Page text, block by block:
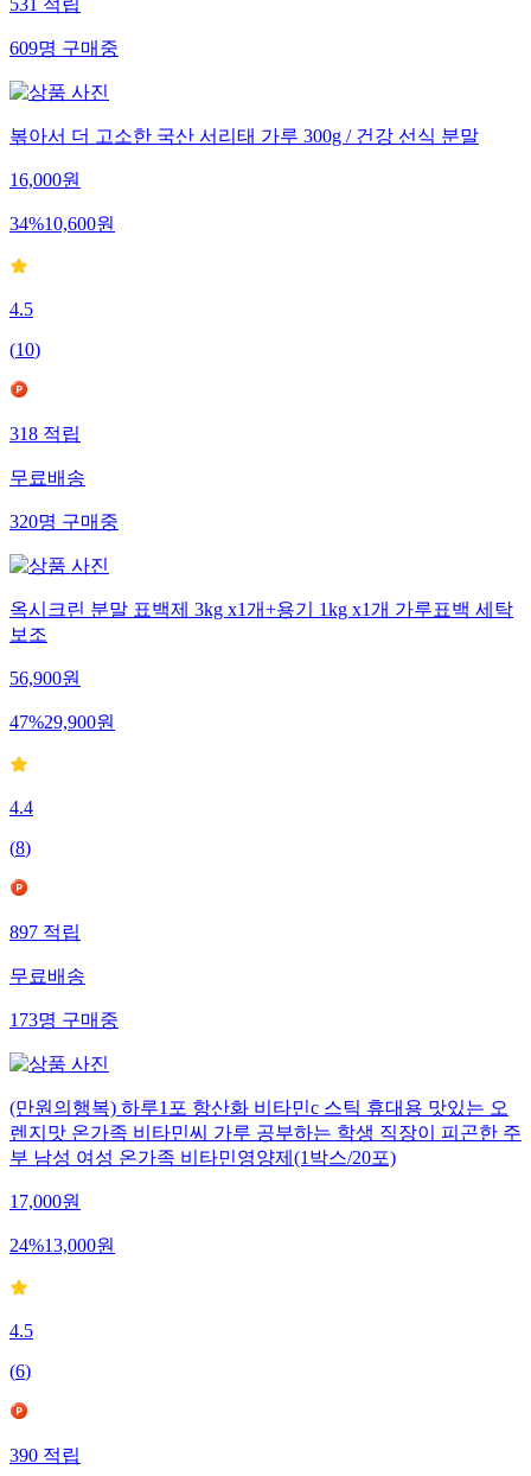
531적립
609명구매중
볶아서 더 고소한 국산 서리태 가루 300g / 건강 선식 분말
16,000원
34%10,600원
4.5
(10)
318적립
무료배송
320명구매중
옥시크린 분말 표백제 3kg x1개+용기 1kg x1개 가루표백 세탁
보조
56,900원
47%29,900원
4.4
(8)
897적립
무료배송
173명구매중
(만원의행복) 하루1포 항산화 비타민c 스틱 휴대용 맛있는 오
렌지맛 온가족 비타민씨 가루 공부하는 학생 직장이 피곤한 주
부 남성 여성 온가족 비타민영양제(1박스/20포)
17,000원
24%13,000원
4.5
(6)
390적립